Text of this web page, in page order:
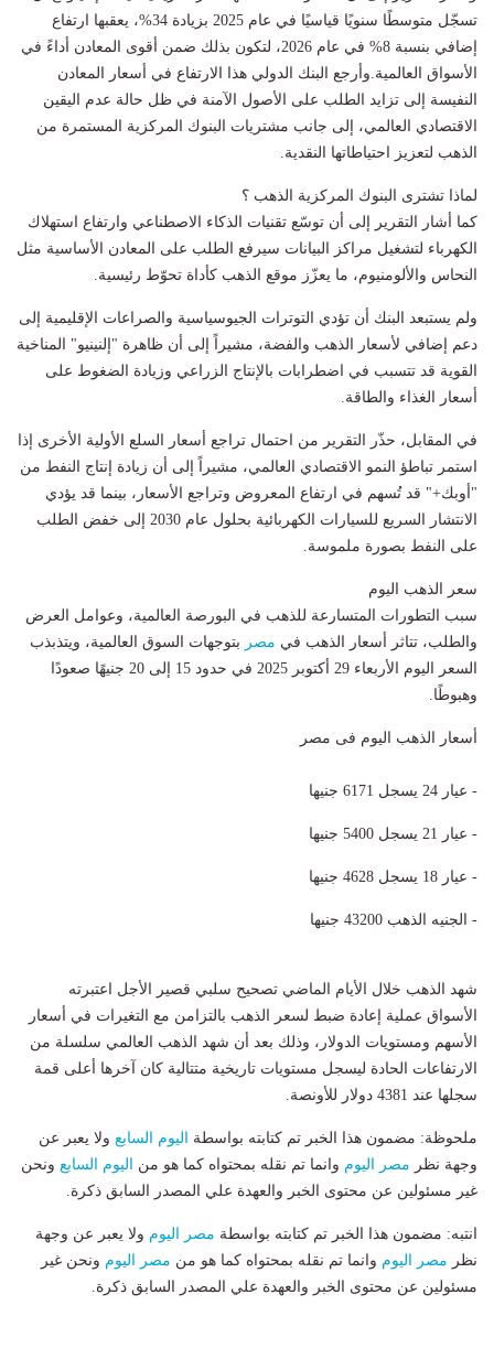
تسجّل متوسطًا سنويًا قياسيًا في عام 2025 بزيادة 34%، يعقبها ارتفاع
إضافي بنسبة 8% في عام 2026، لتكون بذلك ضمن أقوى المعادن أداءً في
الأسواق العالمية.وأرجع البنك الدولي هذا الارتفاع في أسعار المعادن
النفيسة إلى تزايد الطلب على الأصول الآمنة في ظل حالة عدم اليقين
الاقتصادي العالمي، إلى جانب مشتريات البنوك المركزية المستمرة من
الذهب لتعزيز احتياطاتها النقدية.
لماذا تشترى البنوك المركزية الذهب ؟
كما أشار التقرير إلى أن توسّع تقنيات الذكاء الاصطناعي وارتفاع استهلاك
الكهرباء لتشغيل مراكز البيانات سيرفع الطلب على المعادن الأساسية مثل
النحاس والألومنيوم، ما يعزّز موقع الذهب كأداة تحوّط رئيسية.
ولم يستبعد البنك أن تؤدي التوترات الجيوسياسية والصراعات الإقليمية إلى
دعم إضافي لأسعار الذهب والفضة، مشيراً إلى أن ظاهرة "إلنينيو" المناخية
القوية قد تتسبب في اضطرابات بالإنتاج الزراعي وزيادة الضغوط على
أسعار الغذاء والطاقة.
في المقابل، حذّر التقرير من احتمال تراجع أسعار السلع الأولية الأخرى إذا
استمر تباطؤ النمو الاقتصادي العالمي، مشيراً إلى أن زيادة إنتاج النفط من
"أوبك+" قد تُسهم في ارتفاع المعروض وتراجع الأسعار، بينما قد يؤدي
الانتشار السريع للسيارات الكهربائية بحلول عام 2030 إلى خفض الطلب
على النفط بصورة ملموسة.
سعر الذهب اليوم
سبب التطورات المتسارعة للذهب في البورصة العالمية، وعوامل العرض
والطلب، تتاثر أسعار الذهب في مصر بتوجهات السوق العالمية، ويتذبذب
السعر اليوم الأربعاء 29 أكتوبر 2025 في حدود 15 إلى 20 جنيهًا صعودًا
وهبوطًا.
أسعار الذهب اليوم فى مصر
- عيار 24 يسجل 6171 جنيها
- عيار 21 يسجل 5400 جنيها
- عيار 18 يسجل 4628 جنيها
- الجنيه الذهب 43200 جنيها
شهد الذهب خلال الأيام الماضي تصحيح سلبي قصير الأجل اعتبرته
الأسواق عملية إعادة ضبط لسعر الذهب بالتزامن مع التغيرات في أسعار
الأسهم ومستويات الدولار، وذلك بعد أن شهد الذهب العالمي سلسلة من
الارتفاعات الحادة ليسجل مستويات تاريخية متتالية كان آخرها أعلى قمة
سجلها عند 4381 دولار للأونصة.
ملحوظة: مضمون هذا الخبر تم كتابته بواسطة اليوم السابع ولا يعبر عن
وجهة نظر مصر اليوم وانما تم نقله بمحتواه كما هو من اليوم السابع ونحن
غير مسئولين عن محتوى الخبر والعهدة علي المصدر السابق ذكرة.
انتبه: مضمون هذا الخبر تم كتابته بواسطة مصر اليوم ولا يعبر عن وجهة
نظر مصر اليوم وانما تم نقله بمحتواه كما هو من مصر اليوم ونحن غير
مسئولين عن محتوى الخبر والعهدة علي المصدر السابق ذكرة.